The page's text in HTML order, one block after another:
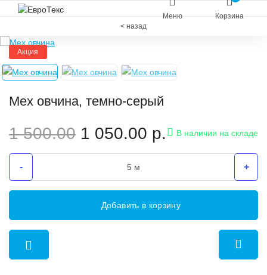
Меню
Корзина
< назад
Акция
Мех овчина, темно-серый
1 500.00 1 050.00 р. В наличии на складе
- +
Добавить в корзину